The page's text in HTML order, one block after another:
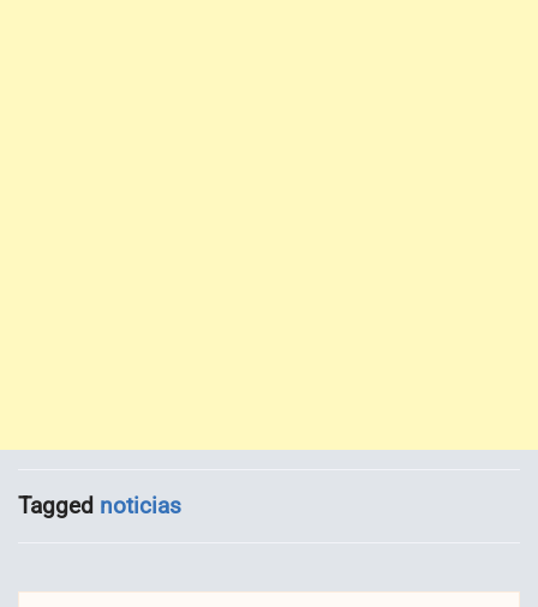
Tagged noticias